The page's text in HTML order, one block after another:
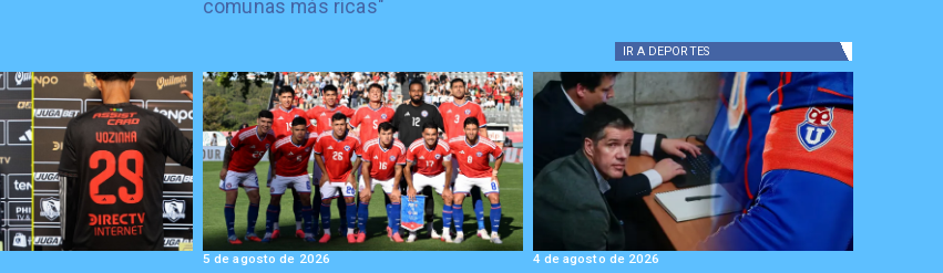
comunas más ricas"
IR A DEPORTES
5 de agosto de 2026 4 de agosto de 2026